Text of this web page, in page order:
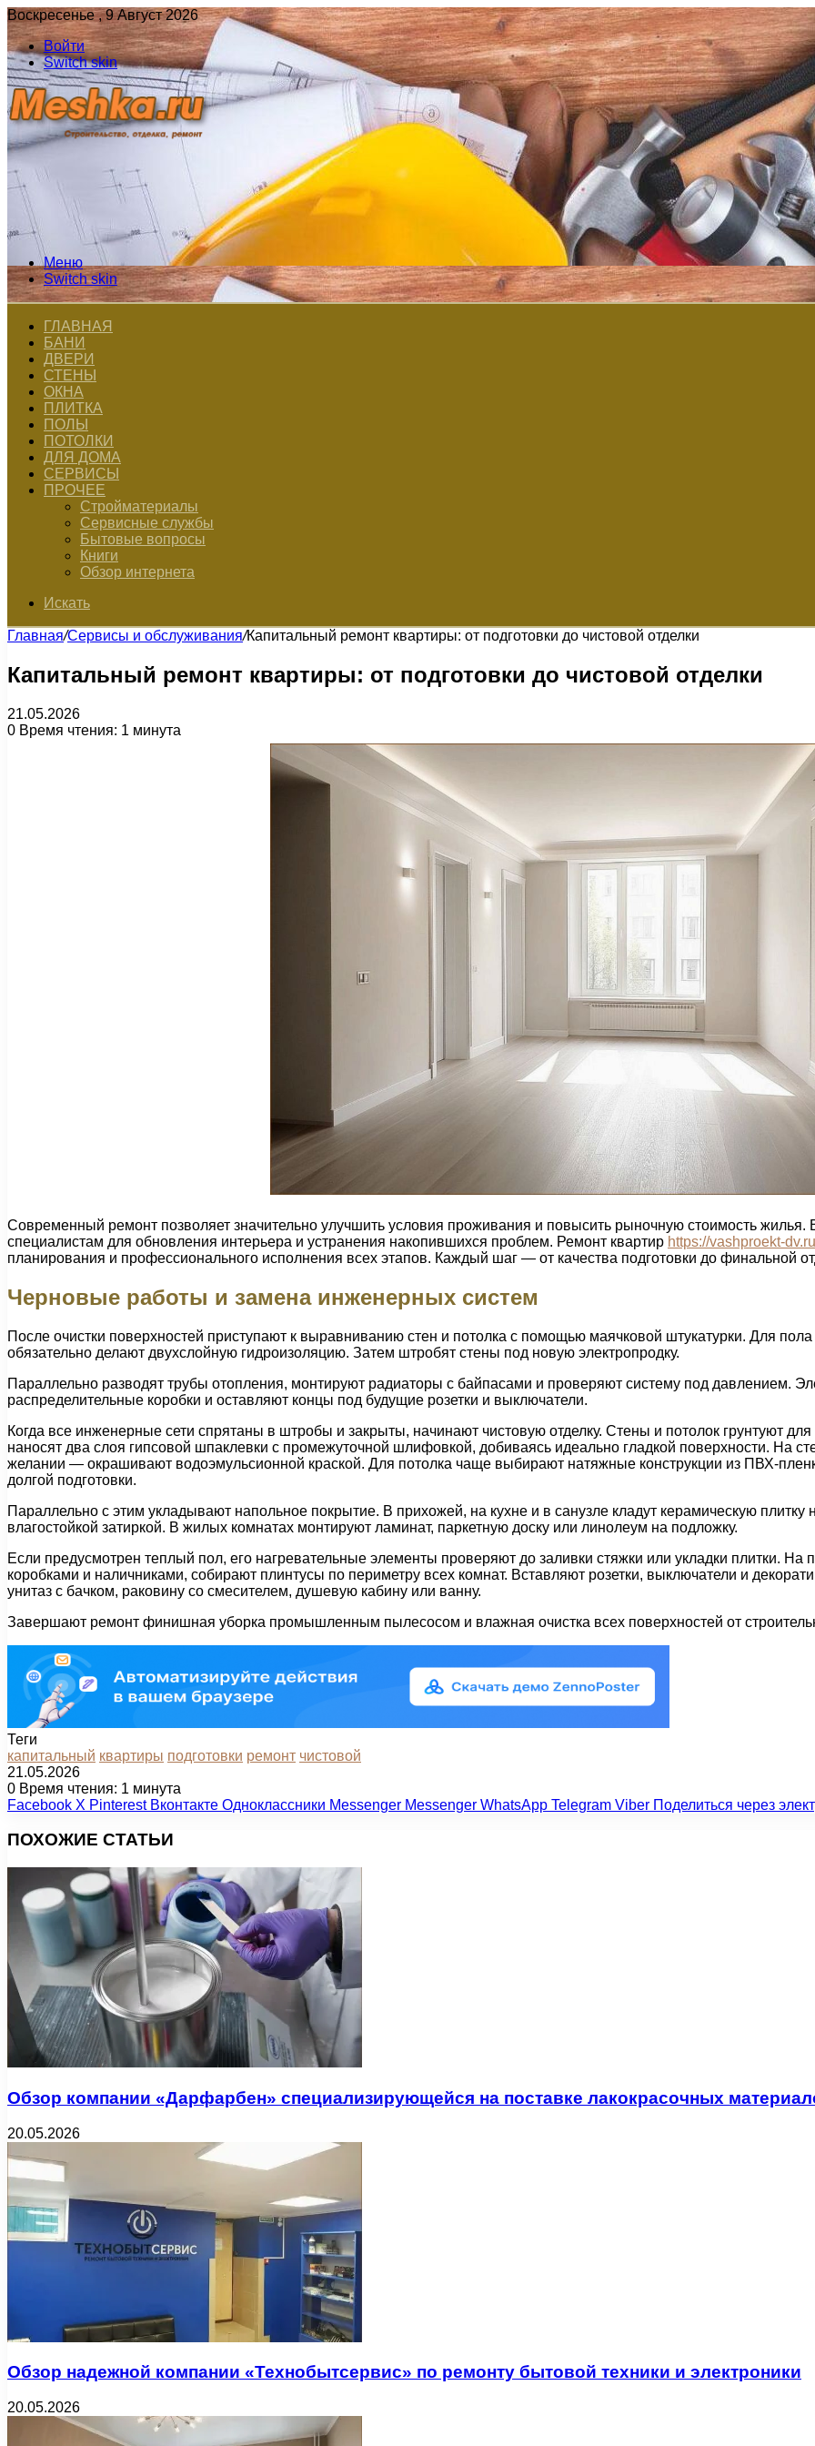
Воскресенье , 9 Август 2026
Войти
Switch skin
Меню
Switch skin
ГЛАВНАЯ
БАНИ
ДВЕРИ
СТЕНЫ
ОКНА
ПЛИТКА
ПОЛЫ
ПОТОЛКИ
ДЛЯ ДОМА
СЕРВИСЫ
ПРОЧЕЕ
Стройматериалы
Сервисные службы
Бытовые вопросы
Книги
Обзор интернета
Искать
Главная/Сервисы и обслуживания/Капитальный ремонт квартиры: от подготовки до чистовой отделки
Капитальный ремонт квартиры: от подготовки до чистовой отделки
21.05.2026
0 Время чтения: 1 минута
Современный ремонт позволяет значительно улучшить условия проживания и повысить рыночную стоимость
специалистам для обновления интерьера и устранения накопившихся проблем. Ремонт квартир https://vashproekt-
планирования и профессионального исполнения всех этапов. Каждый шаг — от качества подготовки до финальной
Черновые работы и замена инженерных систем
После очистки поверхностей приступают к выравниванию стен и потолка с помощью маячковой штукатурки. Для
обязательно делают двухслойную гидроизоляцию. Затем штробят стены под новую электропродку.
Параллельно разводят трубы отопления, монтируют радиаторы с байпасами и проверяют систему под давлением.
распределительные коробки и оставляют концы под будущие розетки и выключатели.
Когда все инженерные сети спрятаны в штробы и закрыты, начинают чистовую отделку. Стены и потолок грунтуют
наносят два слоя гипсовой шпаклевки с промежуточной шлифовкой, добиваясь идеально гладкой поверхности. На
желании — окрашивают водоэмульсионной краской. Для потолка чаще выбирают натяжные конструкции из ПВХ-
долгой подготовки.
Параллельно с этим укладывают напольное покрытие. В прихожей, на кухне и в санузле кладут керамическую
влагостойкой затиркой. В жилых комнатах монтируют ламинат, паркетную доску или линолеум на подложку.
Если предусмотрен теплый пол, его нагревательные элементы проверяют до заливки стяжки или укладки плитки.
коробками и наличниками, собирают плинтусы по периметру всех комнат. Вставляют розетки, выключатели и
унитаз с бачком, раковину со смесителем, душевую кабину или ванну.
Завершают ремонт финишная уборка промышленным пылесосом и влажная очистка всех поверхностей от
Теги
капитальный квартиры подготовки ремонт чистовой
21.05.2026
0 Время чтения: 1 минута
Facebook X Pinterest Вконтакте Одноклассники Messenger Messenger WhatsApp Telegram Viber Поделиться через
ПОХОЖИЕ СТАТЬИ
Обзор компании «Дарфарбен» специализирующейся на поставке лакокрасочных
20.05.2026
Обзор надежной компании «Технобытсервис» по ремонту бытовой техники и электроники
20.05.2026